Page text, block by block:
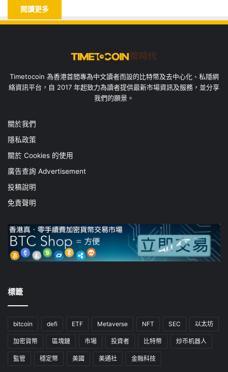
閱讀更多
Timetocoin 為香港首間專為中文讀者而設的比特幣及去中心化、私隱網
絡資訊平台，自 2017 年起致力為讀者提供最新市場資訊及服務，並分享
我們的願景。
關於我們
隱私政策
關於 Cookies 的使用
廣告查詢 Advertisement
投稿說明
免責聲明
標籤
bitcoin defi ETF Metaverse NFT SEC 以太坊
加密貨幣 區塊鏈 市場 投資者 比特幣 炒币机器人
監管 穩定幣 美國 美通社 金融科技